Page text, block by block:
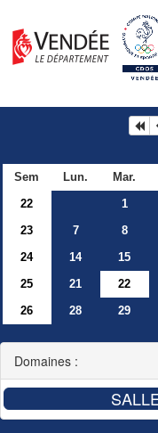
Sem Lun. Mar.
22
1
23
7 8
24
14 15
25
21 22
26
28 29
Domaines :